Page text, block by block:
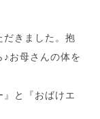
だきました。抱
お母さんの体を
と『おばけエ